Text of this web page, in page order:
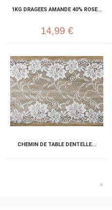
1KG DRAGEES AMANDE 40% ROSE...
14,99 €
CHEMIN DE TABLE DENTELLE...